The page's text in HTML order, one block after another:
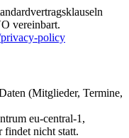
vereinbart.
privacy-policy
(Mitglieder, Termine,
eu-central-1,
nicht statt.